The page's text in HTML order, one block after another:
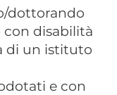
dottorando
disabilità
di un istituto
e con